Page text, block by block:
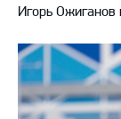
Игорь Ожиганов